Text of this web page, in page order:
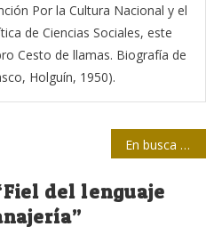
Por la Cultura Nacional y el
de Ciencias Sociales, este
Cesto de llamas. Biografía de
Holguín, 1950).
En busca de un espacio: Claves del documental
Fiel del lenguaje
”